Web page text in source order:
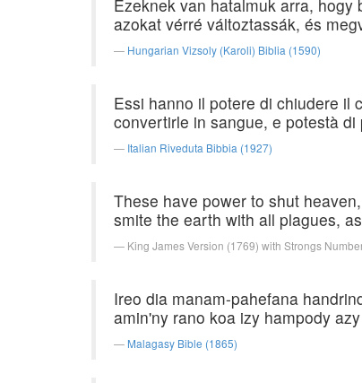
Ezeknek van hatalmuk arra,
azokat vérré változtassák, és
Hungarian Vizsoly (Karoli) Biblia (1590)
Essi hanno il potere di chiudere il
convertirle in sangue, e potestà
Italian Riveduta Bibbia (1927)
These have power to shut
smite the earth with all plagues,
King James Version (1769) with Strongs
Ireo dia manam-pahefana
amin'ny rano koa izy hampody
Malagasy Bible (1865)